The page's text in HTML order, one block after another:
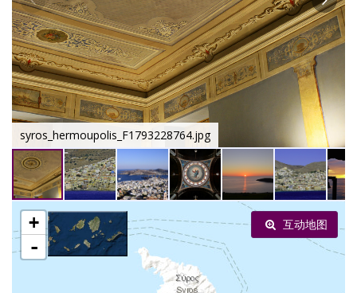
ES
RU
syros_hermoupolis_F1793228764.jpg
+
-
互动地图